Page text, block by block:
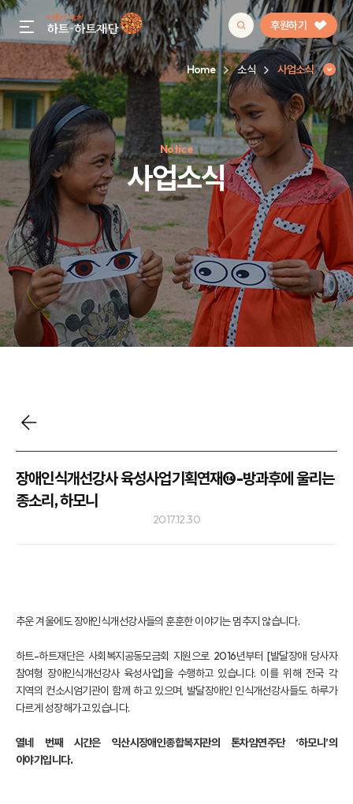
gnb menu open 후원하기
인기 키워드
#정기후원#하트플레이스#캠페인#팬덤후원
Home 소식 사업소식
Notice
사업소식
사업소식
장애인식개선강사 육성사업기획연재⑭-방과후에 울리는
종소리, 하모니
2017.12.30
추운 겨울에도 장애인식개선강사들의 훈훈한 이야기는 멈추지 않습니다.
하트-하트재단은 사회복지공동모금회 지원으로 2016년부터 [발달장애 당사자
참여형 장애인식개선강사 육성사업]을 수행하고 있습니다. 이를 위해 전국 각
지역의 컨소시엄기관이 함께 하고 있으며, 발달장애인 인식개선강사들도 하루가
다르게 성장해가고 있습니다.
열네 번째 시간은 익산시장애인종합복지관의 톤차임연주단 ‘하모니’의
이야기입니다.